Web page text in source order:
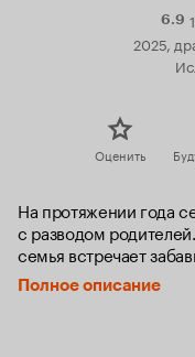
6.9
6.9
2025,
Оценить
На протяжении года
с разводом
семья встречает
а также сталкивается
воспоминаний.
Полное описание